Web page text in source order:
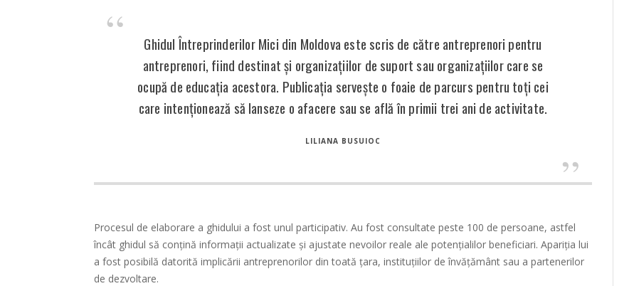
Ghidul Întreprinderilor Mici din Moldova este scris de către antreprenori pentru
antreprenori, fiind destinat și organizațiilor de suport sau organizațiilor care se
ocupă de educația acestora. Publicația servește o foaie de parcurs pentru toți cei
care intenționează să lanseze o afacere sau se află în primii trei ani de activitate.
LILIANA BUSUIOC
Procesul de elaborare a ghidului a fost unul participativ. Au fost consultate peste 100 de persoane, astfel
încât ghidul să conțină informații actualizate și ajustate nevoilor reale ale potențialilor beneficiari. Apariția lui
a fost posibilă datorită implicării antreprenorilor din toată țara, instituțiilor de învățământ sau a partenerilor
de dezvoltare.